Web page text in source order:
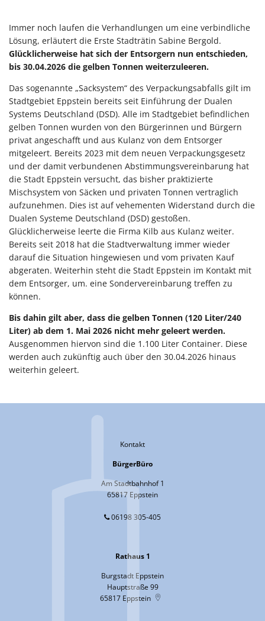
Immer noch laufen die Verhandlungen um eine verbindliche
Lösung, erläutert die Erste Stadträtin Sabine Bergold.
Glücklicherweise hat sich der Entsorgern nun entschieden,
bis 30.04.2026 die gelben Tonnen weiterzuleeren.
Das sogenannte „Sacksystem“ des Verpackungsabfalls gilt im
Stadtgebiet Eppstein bereits seit Einführung der Dualen
Systems Deutschland (DSD). Alle im Stadtgebiet befindlichen
gelben Tonnen wurden von den Bürgerinnen und Bürgern
privat angeschafft und aus Kulanz von dem Entsorger
mitgeleert. Bereits 2023 mit dem neuen Verpackungsgesetz
und der damit verbundenen Abstimmungsvereinbarung hat
die Stadt Eppstein versucht, das bisher praktizierte
Mischsystem von Säcken und privaten Tonnen vertraglich
aufzunehmen. Dies ist auf vehementen Widerstand durch die
Dualen Systeme Deutschland (DSD) gestoßen.
Glücklicherweise leerte die Firma Kilb aus Kulanz weiter.
Bereits seit 2018 hat die Stadtverwaltung immer wieder
darauf die Situation hingewiesen und vom privaten Kauf
abgeraten. Weiterhin steht die Stadt Eppstein im Kontakt mit
dem Entsorger, um. eine Sondervereinbarung treffen zu
können.
Bis dahin gilt aber, dass die gelben Tonnen (120 Liter/240
Liter) ab dem 1. Mai 2026 nicht mehr geleert werden.
Ausgenommen hiervon sind die 1.100 Liter Container. Diese
werden auch zukünftig auch über den 30.04.2026 hinaus
weiterhin geleert.
Kontakt
BürgerBüro
Am Stadtbahnhof 1
65817 Eppstein
06198 305-405
Rathaus 1
Burgstadt Eppstein
Hauptstraße 99
65817 Eppstein